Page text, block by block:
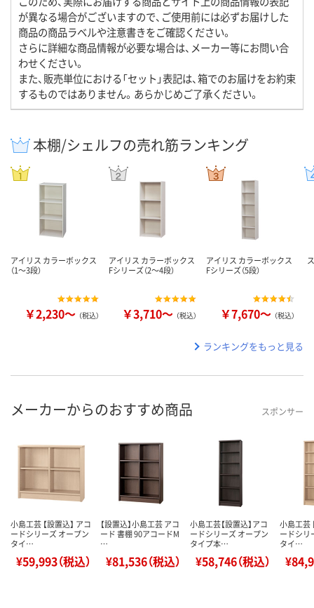
が異なる場合がございますので、ご使用前には必ずお届けした
商品の商品ラベルや注意書きをご確認ください。
さらに詳細な商品情報が必要な場合は、メーカー等にお問い合
わせください。
また、販売単位における「セット」表記は、箱でのお届けをお約束
するものではありません。あらかじめご了承ください。
本棚/シェルフの売れ筋ランキング
アイリス カラーボックス
（1～3段）
￥2,230～ （税込）
アイリス カラーボックス
Fシリーズ（2～4段）
￥3,710～ （税込）
アイリス カラーボックス
Fシリーズ（5段）
￥7,670～ （税込）
ランキングをもっと見る
メーカーからのおすすめ商品 スポンサー
小島工芸 【設置込】 アコ
ードシリーズ オープン
タイ…
¥59,993（税込）
【設置込】小島工芸 アコ
ード 書棚 90アコードM
…
¥81,536（税込）
小島工芸【設置込】アコ
ードシリーズ オープン
タイプ本…
¥58,746（税込）
小島工芸
ードシリ
タイ…